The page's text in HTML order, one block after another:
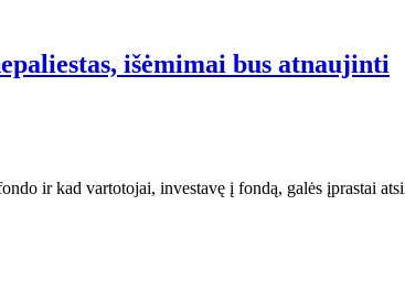
išėmimai bus atnaujinti
ir kad vartotojai, investavę į fondą, galės įprastai